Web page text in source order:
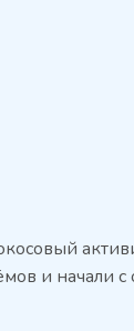
и начали